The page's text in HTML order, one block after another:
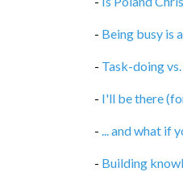
- Being busy is
- Task-doing
- I'll be there
- ... and what if
- Building